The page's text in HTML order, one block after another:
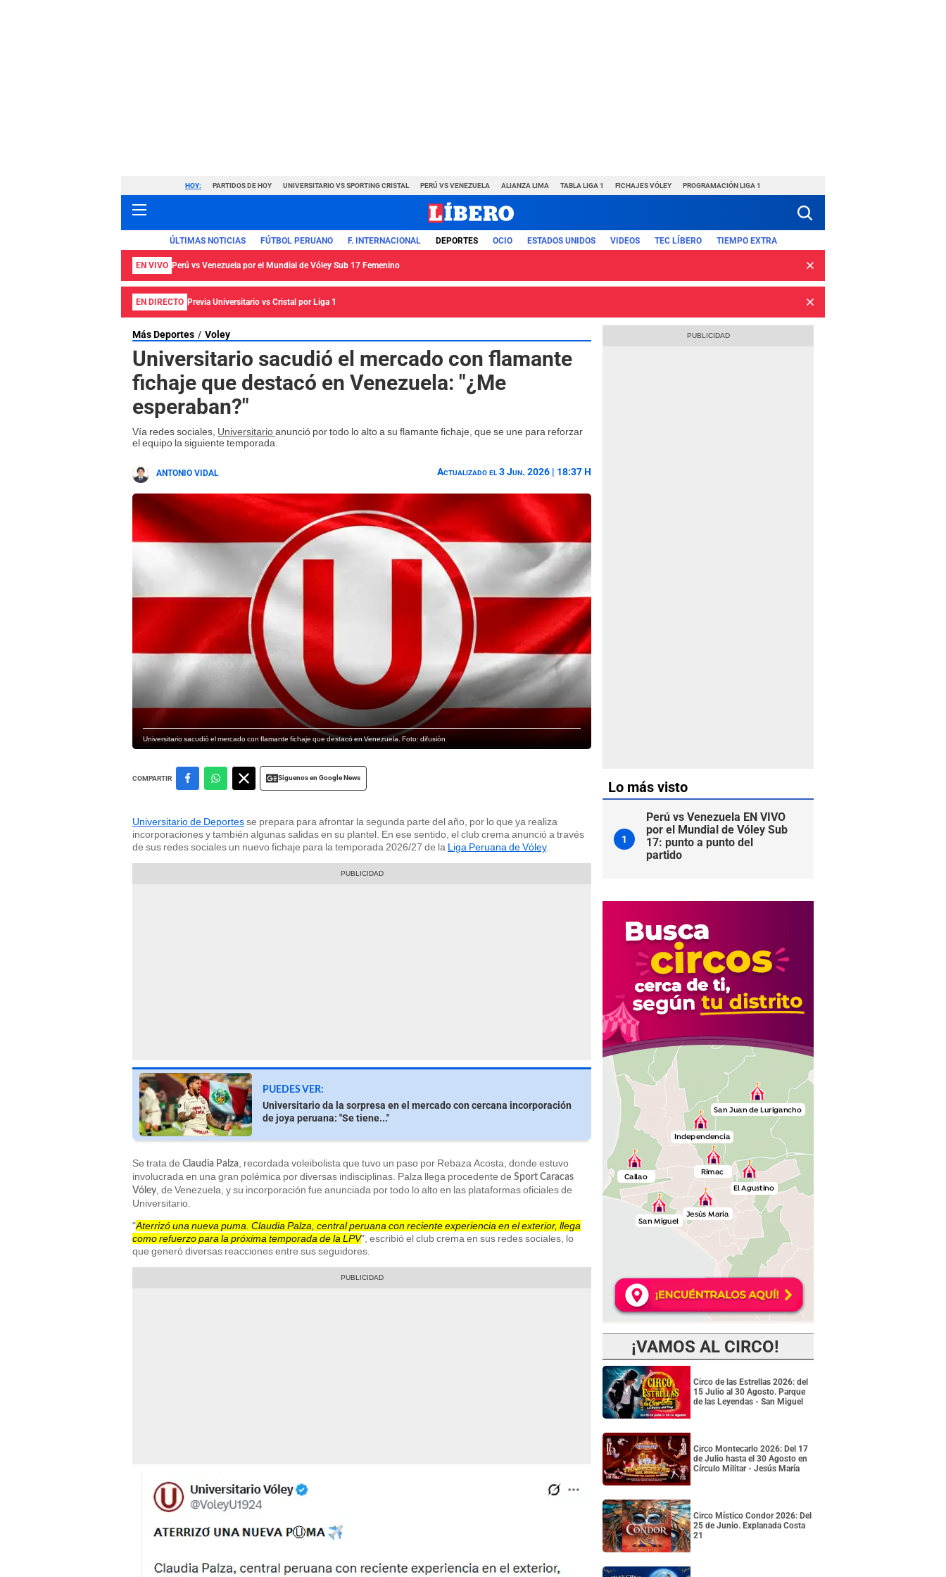
HOY: PARTIDOS DE HOY UNIVERSITARIO VS SPORTING CRISTAL PERÚ VS VENEZUELA ALIANZA LIMA TABLA LIGA 1 FICHAJES VÓLEY PROGRAMACIÓN LIGA 1
ÚLTIMAS NOTICIAS FÚTBOL PERUANO F. INTERNACIONAL DEPORTES OCIO ESTADOS UNIDOS VIDEOS TEC LÍBERO TIEMPO EXTRA
EN VIVO Perú vs Venezuela por el Mundial de Vóley Sub 17 Femenino
EN DIRECTO Previa Universitario vs Cristal por Liga 1
Más Deportes Voley
Universitario sacudió el mercado con flamante
fichaje que destacó en Venezuela: "¿Me
esperaban?"
Vía redes sociales, Universitarioanunció por todo lo alto a su flamante fichaje, que se une para reforzar
el equipo la siguiente temporada.
ANTONIO VIDAL Actualizado el 3 Jun. 2026 | 18:37 H
Universitario sacudió el mercado con flamante fichaje que destacó en Venezuela. Foto: difusión
COMPARTIR Siguenos en Google News
Universitario de Deportesse prepara para afrontar la segunda parte del año, por lo que ya realiza
incorporaciones y también algunas salidas en su plantel. En ese sentido, el club crema anunció a través
de sus redes sociales un nuevo fichaje para la temporada 2026/27 de la Liga Peruana de Vóley.
PUEDES VER:
Universitario da la sorpresa en el mercado con cercana incorporación
de joya peruana: "Se tiene..."
Se trata de Claudia Palza , recordada voleibolista que tuvo un paso por Rebaza Acosta, donde estuvo
involucrada en una gran polémica por diversas indisciplinas. Palza llega procedente de Sport Caracas
Vóley , de Venezuela, y su incorporación fue anunciada por todo lo alto en las plataformas oficiales de
Universitario.
"Aterrizó una nueva puma. Claudia Palza, central peruana con reciente experiencia en el exterior, llega
como refuerzo para la próxima temporada de la LPV", escribió el club crema en sus redes sociales, lo
que generó diversas reacciones entre sus seguidores.
Lo más visto
1
Perú vs Venezuela EN VIVO
por el Mundial de Vóley Sub
17: punto a punto del
partido
¡VAMOS AL CIRCO!
Circo de las Estrellas 2026: del
15 Julio al 30 Agosto. Parque
de las Leyendas - San Miguel
Circo Montecarlo 2026: Del 17
de Julio hasta el 30 Agosto en
Círculo Militar - Jesús María
Circo Místico Condor 2026: Del
25 de Junio. Explanada Costa
21